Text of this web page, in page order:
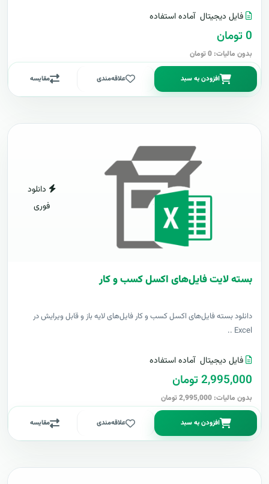
فایل دیجیتال آماده استفاده
0 تومان
بدون مالیات: 0 تومان
افزودن به سبد علاقه‌مندی مقایسه
دانلود
فوری
بسته لایت فایل‌های اکسل کسب و کار
دانلود بسته فایل‌های اکسل کسب و کار فایل‌های لایه باز و قابل ویرایش در
Excel ..
فایل دیجیتال آماده استفاده
2,995,000 تومان
بدون مالیات: 2,995,000 تومان
افزودن به سبد علاقه‌مندی مقایسه